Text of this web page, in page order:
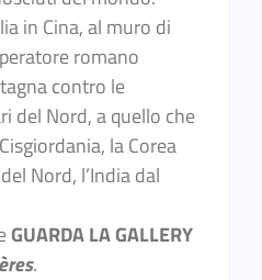
in Cina, al muro di
romano
contro le
del Nord, a quello che
la Corea
Nord, l’India dal
GUARDA LA GALLERY
.